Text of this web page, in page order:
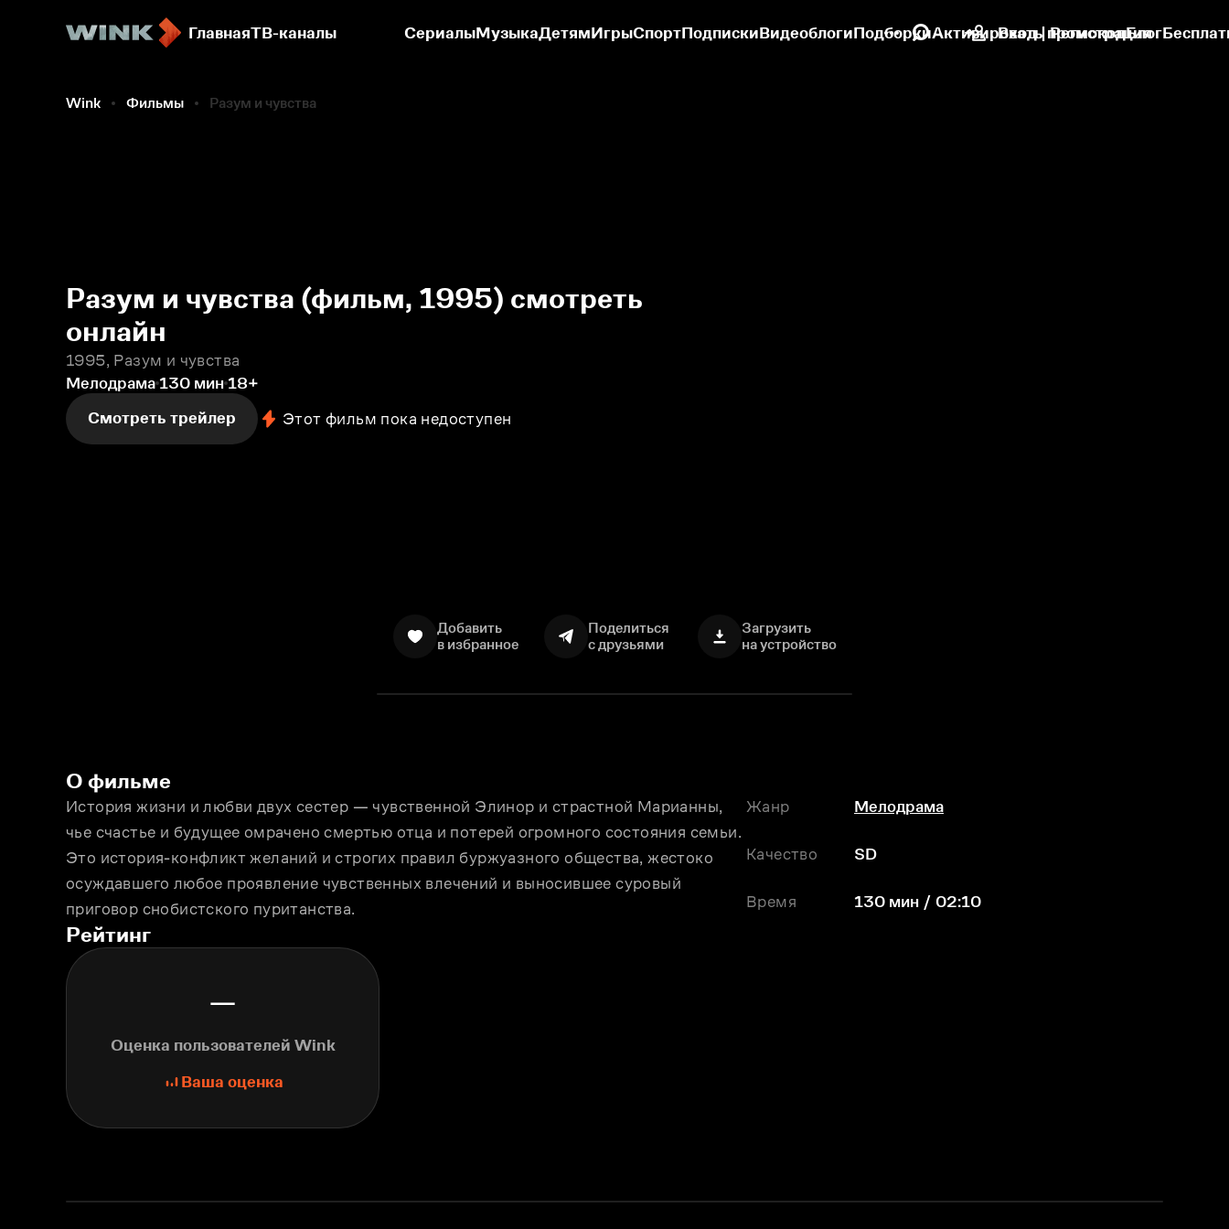
ГлавнаяТВ-каналы СериалыМузыкаДетямИгрыСпортПодпискиВидеоблогиПодборкиАктивировать промокодБлог
Вход | Регистрация
Wink Фильмы Разум и чувства
Разум и чувства (фильм, 1995) смотреть
онлайн
1995, Разум и чувства
Мелодрама 130 мин 18+
Смотреть трейлер
Этот фильм пока недоступен
Добавить
в избранное
Поделиться
с друзьями
Загрузить
на устройство
О фильме
История жизни и любви двух сестер — чувственной Элинор и страстной Марианны,
чье счастье и будущее омрачено смертью отца и потерей огромного состояния семьи.
Это история-конфликт желаний и строгих правил буржуазного общества, жестоко
осуждавшего любое проявление чувственных влечений и выносившее суровый
приговор снобистского пуританства.
Жанр Мелодрама
Качество SD
Время 130 мин / 02:10
Рейтинг
—
Оценка пользователей Wink
Ваша оценка